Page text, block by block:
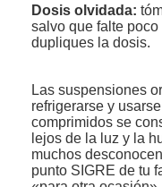
Dosis olvidada:
salvo que falte
dupliques la dosis.
Las suspensiones
refrigerarse y
comprimidos se
lejos de la luz y la
muchos
punto SIGRE de tu